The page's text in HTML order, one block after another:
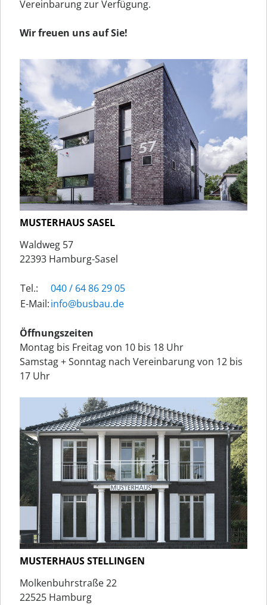
Vereinbarung zur Verfügung.
Wir freuen uns auf Sie!
MUSTERHAUS SASEL
Waldweg 57
22393 Hamburg-Sasel
Tel.:
040 / 64 86 29 05
E-Mail:ed.uabsub@ofni
Öffnungszeiten
Montag bis Freitag von 10 bis 18 Uhr
Samstag + Sonntag nach Vereinbarung von 12 bis
17 Uhr
MUSTERHAUS STELLINGEN
Molkenbuhrstraße 22
22525 Hamburg